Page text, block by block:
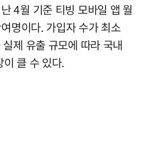
4월 기준 티빙 모바일 앱 월
명이다. 가입자 수가 최소
제 유출 규모에 따라 국내
클 수 있다.